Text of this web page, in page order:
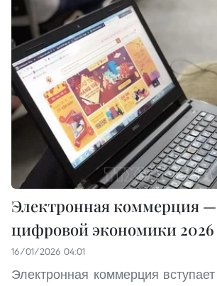
Электронная коммерция
цифровой экономики 2026
16/01/2026 04:01
Электронная коммерция